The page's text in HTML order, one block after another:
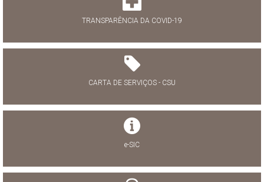
TRANSPARÊNCIA DA COVID-19
CARTA DE SERVIÇOS - CSU
e-SIC